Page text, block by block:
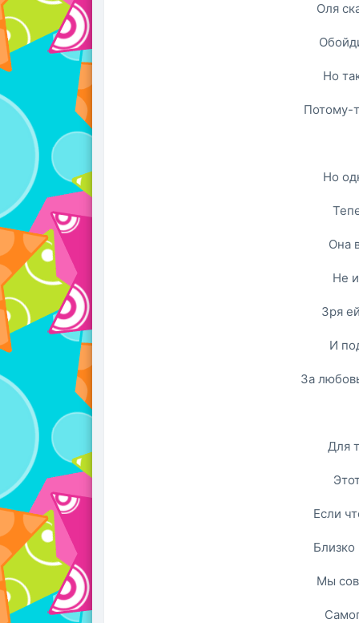
Оля
Но
Потому-
Но
Она
Не
Зря
И
За
Для
Если
Мы